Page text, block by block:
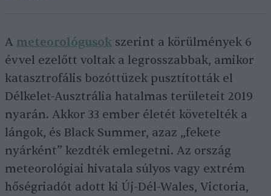
A meteorológusok szerint a körülmények 6
évvel ezelőtt voltak a legrosszabbak, amikor
katasztrofális bozóttüzek pusztították el
Délkelet-Ausztrália hatalmas területeit 2019
nyarán. Akkor 33 ember életét követelték a
lángok, és Black Summer, azaz „fekete
nyárként” kezdték emlegetni. Az ország
meteorológiai hivatala súlyos vagy extrém
hőségriadót adott ki Új-Dél-Wales, Victoria,